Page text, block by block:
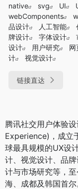
native
svg UI
webComponents
品设计
人工智能
牌设计
字体设计
设计
用户研究 网
计
视觉设计
链接直达
腾讯社交用户体验
Experience)，成立
球最具规模的UX设
计、视觉设计、品
计与市场研究等，
海、成都及韩国首尔